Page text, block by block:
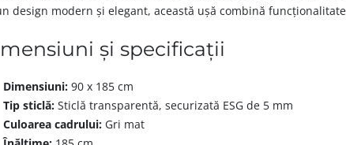
design modern și elegant, această ușă combină
și specificații
Dimensiuni: 90 x 185 cm
Tip sticlă: Sticlă transparentă, securizată ESG de 5 mm
Culoarea cadrului: Gri mat